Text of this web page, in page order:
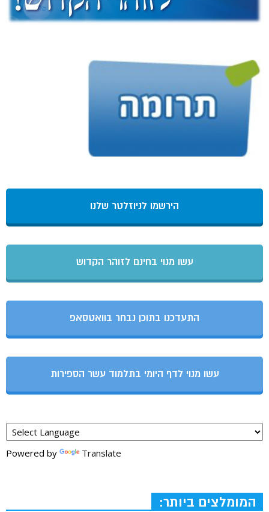
הירשמו לניוזלטר שלנו
עשו מנוי בחינם לזוהר הקדוש
התעדכנו בתוכן נבחר בוואטסאפ
עשו מנוי לדף היומי בתלמוד עשר הספירות
Powered by Translate
המומלצים ביותר: